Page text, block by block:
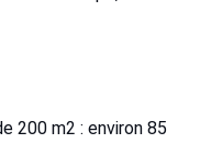
200 m2 : environ 85